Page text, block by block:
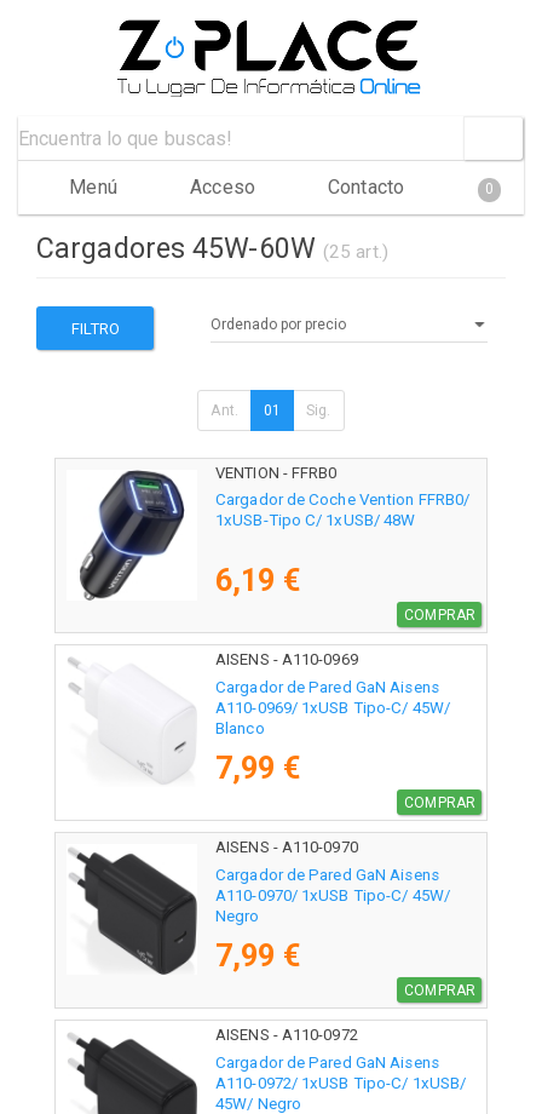
Menú Acceso Contacto 0
Cargadores 45W-60W (25 art.)
FILTRO
Ant. 01 Sig.
VENTION - FFRB0
Cargador de Coche Vention FFRB0/
1xUSB-Tipo C/ 1xUSB/ 48W
6,19 €
COMPRAR
AISENS - A110-0969
Cargador de Pared GaN Aisens
A110-0969/ 1xUSB Tipo-C/ 45W/
Blanco
7,99 €
COMPRAR
AISENS - A110-0970
Cargador de Pared GaN Aisens
A110-0970/ 1xUSB Tipo-C/ 45W/
Negro
7,99 €
COMPRAR
AISENS - A110-0972
Cargador de Pared GaN Aisens
A110-0972/ 1xUSB Tipo-C/ 1xUSB/
45W/ Negro